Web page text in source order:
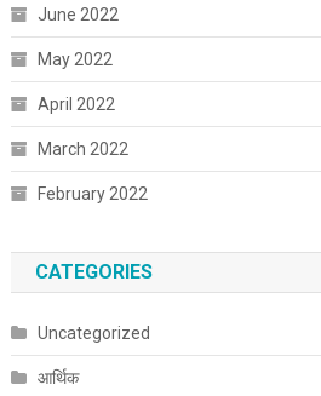
June 2022
May 2022
April 2022
March 2022
February 2022
CATEGORIES
Uncategorized
आर्थिक